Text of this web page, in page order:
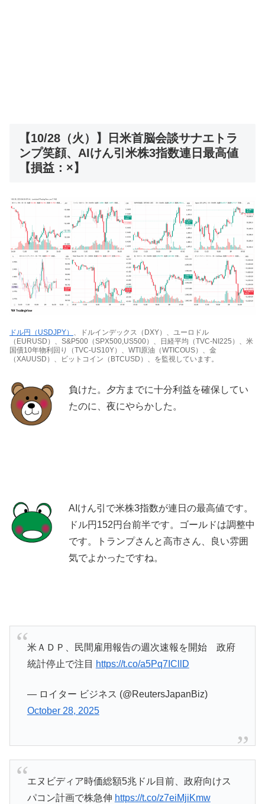
【10/28（火）】日米首脳会談サナエトラ
ンプ笑顔、AIけん引米株3指数連日最高値
【損益：×】
ドル円（USDJPY）
、ドルインデックス（DXY）、ユーロドル
（EURUSD）、S&P500（SPX500,US500）、日経平均（TVC-NI225）、米
国債10年物利回り（TVC-US10Y）、WTI原油（WTICOUS）、金
（XAUUSD）、ビットコイン（BTCUSD）、を監視しています。
負けた。夕方までに十分利益を確保してい
たのに、夜にやらかした。
AIけん引で米株3指数が連日の最高値です。
ドル円152円台前半です。ゴールドは調整中
です。トランプさんと高市さん、良い雰囲
気でよかったですね。
米ＡＤＰ、民間雇用報告の週次速報を開始 政府
統計停止で注目 https://t.co/a5Pq7ICllD
— ロイター ビジネス (@ReutersJapanBiz)
October 28, 2025
エヌビディア時価総額5兆ドル目前、政府向けス
パコン計画で株急伸 https://t.co/z7eiMjiKmw